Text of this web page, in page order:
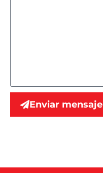
Enviar mensaje